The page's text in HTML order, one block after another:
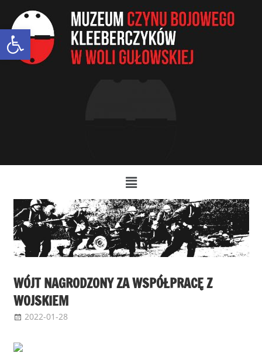
Open toolbar
WÓJT NAGRODZONY ZA WSPÓŁPRACĘ Z
WOJSKIEM
2022-01-28